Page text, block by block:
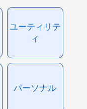
ユーティリテ
ィ
パーソナル